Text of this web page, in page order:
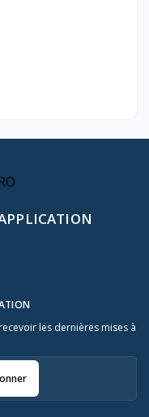
les dernières mises à